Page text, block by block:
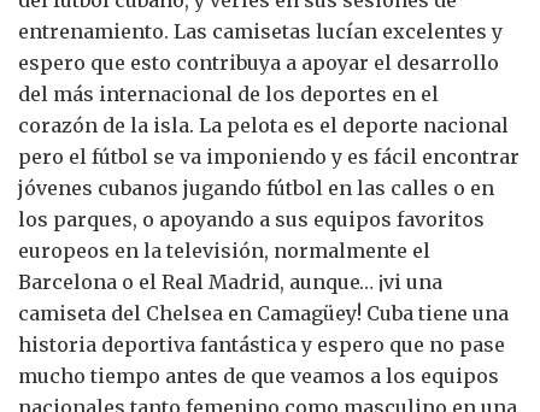
entrenamiento. Las camisetas lucían excelentes y
espero que esto contribuya a apoyar el desarrollo
del más internacional de los deportes en el
corazón de la isla. La pelota es el deporte nacional
pero el fútbol se va imponiendo y es fácil encontrar
jóvenes cubanos jugando fútbol en las calles o en
los parques, o apoyando a sus equipos favoritos
europeos en la televisión, normalmente el
Barcelona o el Real Madrid, aunque… ¡vi una
camiseta del Chelsea en Camagüey! Cuba tiene una
historia deportiva fantástica y espero que no pase
mucho tiempo antes de que veamos a los equipos
nacionales tanto femenino como masculino en una